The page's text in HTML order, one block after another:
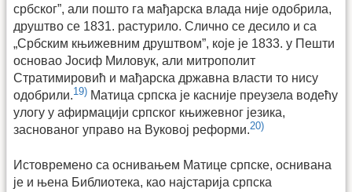
србског”, али пошто га мађарска влада није одобрила,
друштво се 1831. растурило. Слично се десило и са
„Србским књижевним друштвом”, које је 1833. у Пешти
основао Јосиф Миловук, али митрополит
Стратимировић и мађарска државна власти то нису
одобрили.19) Матица српска је касније преузела водећу
улогу у афирмацији српског књижевног језика,
заснованог управо на Вуковој реформи.20)
Истовремено са оснивањем Матице српске, оснивана
је и њена Библиотека, као најстарија српска